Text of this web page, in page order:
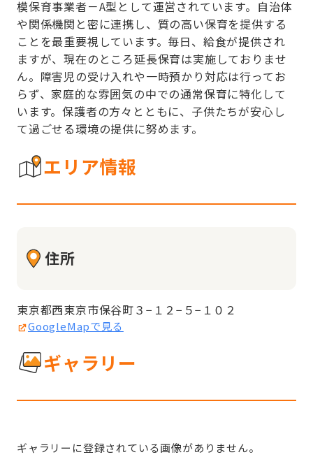
模保育事業者－A型として運営されています。自治体
や関係機関と密に連携し、質の高い保育を提供する
ことを最重要視しています。毎日、給食が提供され
ますが、現在のところ延長保育は実施しておりませ
ん。障害児の受け入れや一時預かり対応は行ってお
らず、家庭的な雰囲気の中での通常保育に特化して
います。保護者の方々とともに、子供たちが安心し
て過ごせる環境の提供に努めます。
エリア情報
住所
東京都西東京市保谷町３−１２−５−１０２
GoogleMapで見る
ギャラリー
ギャラリーに登録されている画像がありません。